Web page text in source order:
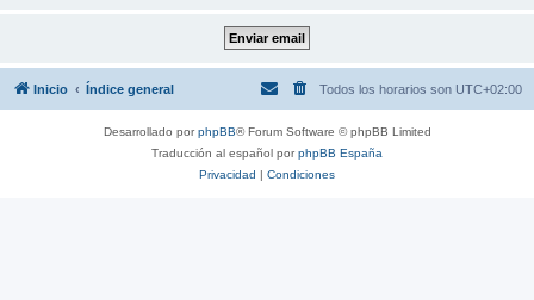
Inicio Índice general Todos los horarios son UTC+02:00
Desarrollado porphpBB® Forum Software © phpBB Limited
Traducción al español porphpBB España
Privacidad | Condiciones